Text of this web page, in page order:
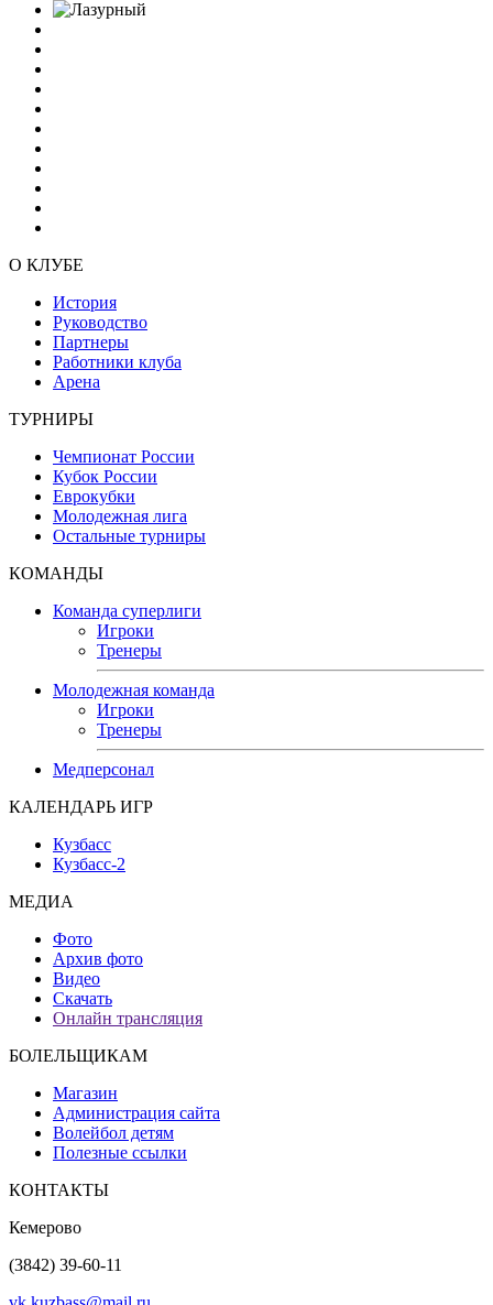
О КЛУБЕ
История
Руководство
Партнеры
Работники клуба
Арена
ТУРНИРЫ
Чемпионат России
Кубок России
Еврокубки
Молодежная лига
Остальные турниры
КОМАНДЫ
Команда суперлиги
Игроки
Тренеры
Молодежная команда
Игроки
Тренеры
Медперсонал
КАЛЕНДАРЬ ИГР
Кузбасс
Кузбасс-2
МЕДИА
Фото
Архив фото
Видео
Скачать
Онлайн трансляция
БОЛЕЛЬЩИКАМ
Магазин
Администрация сайта
Волейбол детям
Полезные ссылки
КОНТАКТЫ
Кемерово
(3842) 39-60-11